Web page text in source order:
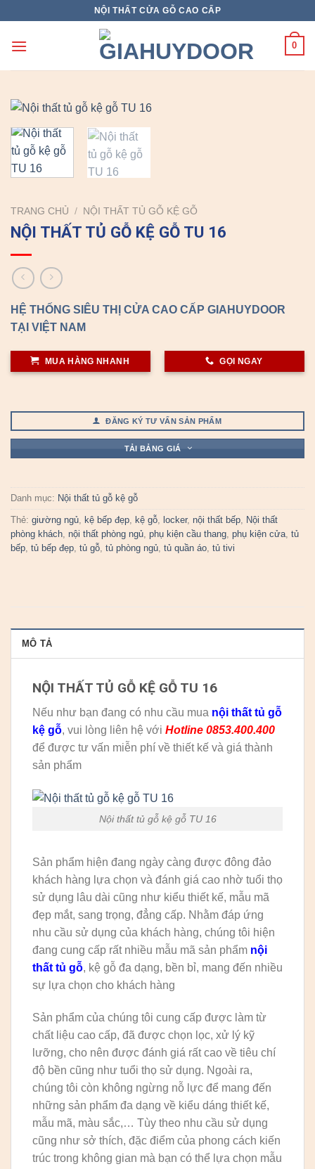
content
NỘI THẤT CỬA GỖ CAO CẤP
0
TRANG CHỦ / NỘI THẤT TỦ GỖ KỆ GỖ
NỘI THẤT TỦ GỖ KỆ GỖ TU 16
HỆ THỐNG SIÊU THỊ CỬA CAO CẤP GIAHUYDOOR
TẠI VIỆT NAM
MUA HÀNG NHANH GỌI NGAY
ĐĂNG KÝ TƯ VẤN SẢN PHẨM
TẢI BẢNG GIÁ
Danh mục: Nội thất tủ gỗ kệ gỗ
Thẻ: giường ngủ, kệ bếp đẹp, kệ gỗ, locker, nội thất bếp, Nội thất
phòng khách, nội thất phòng ngủ, phụ kiện cầu thang, phụ kiện cửa, tủ
bếp, tủ bếp đẹp, tủ gỗ, tủ phòng ngủ, tủ quần áo, tủ tivi
MÔ TẢ
NỘI THẤT TỦ GỖ KỆ GỖ TU 16
Nếu như bạn đang có nhu cầu mua nội thất tủ gỗ
kệ gỗ, vui lòng liên hệ với Hotline 0853.400.400
để được tư vấn miễn phí về thiết kế và giá thành
sản phẩm
Nội thất tủ gỗ kệ gỗ TU 16
Sản phẩm hiện đang ngày càng được đông đảo
khách hàng lựa chọn và đánh giá cao nhờ tuổi thọ
sử dụng lâu dài cũng như kiểu thiết kế, mẫu mã
đẹp mắt, sang trọng, đẳng cấp. Nhằm đáp ứng
nhu cầu sử dụng của khách hàng, chúng tôi hiện
đang cung cấp rất nhiều mẫu mã sản phẩm nội
thất tủ gỗ, kệ gỗ đa dạng, bền bỉ, mang đến nhiều
sự lựa chọn cho khách hàng
Sản phẩm của chúng tôi cung cấp được làm từ
chất liệu cao cấp, đã được chọn lọc, xử lý kỹ
lưỡng, cho nên được đánh giá rất cao về tiêu chí
độ bền cũng như tuổi thọ sử dụng. Ngoài ra,
chúng tôi còn không ngừng nỗ lực để mang đến
những sản phẩm đa dạng về kiểu dáng thiết kế,
mẫu mã, màu sắc,… Tùy theo nhu cầu sử dụng
cũng như sở thích, đặc điểm của phong cách kiến
trúc trong không gian mà bạn có thể lựa chọn mẫu